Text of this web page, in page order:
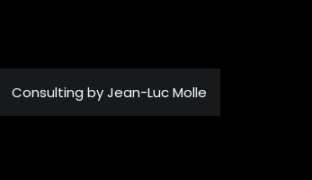
Consulting by Jean-Luc Molle